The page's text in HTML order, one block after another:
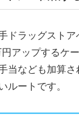
ドラッグスト
アップするケ
当なども加算さ
ルートです。